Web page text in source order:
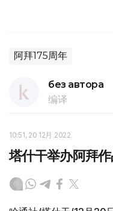
阿拜175周年
без автора
编译
10:51, 20 12月 2022
塔什干举办阿拜